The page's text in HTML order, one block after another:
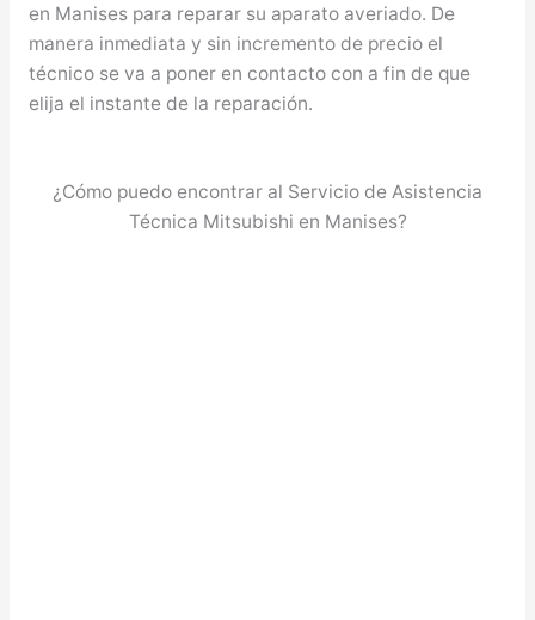
en Manises para reparar su aparato averiado. De
manera inmediata y sin incremento de precio el
técnico se va a poner en contacto con a fin de que
elija el instante de la reparación.
¿Cómo puedo encontrar al Servicio de Asistencia
Técnica Mitsubishi en Manises?